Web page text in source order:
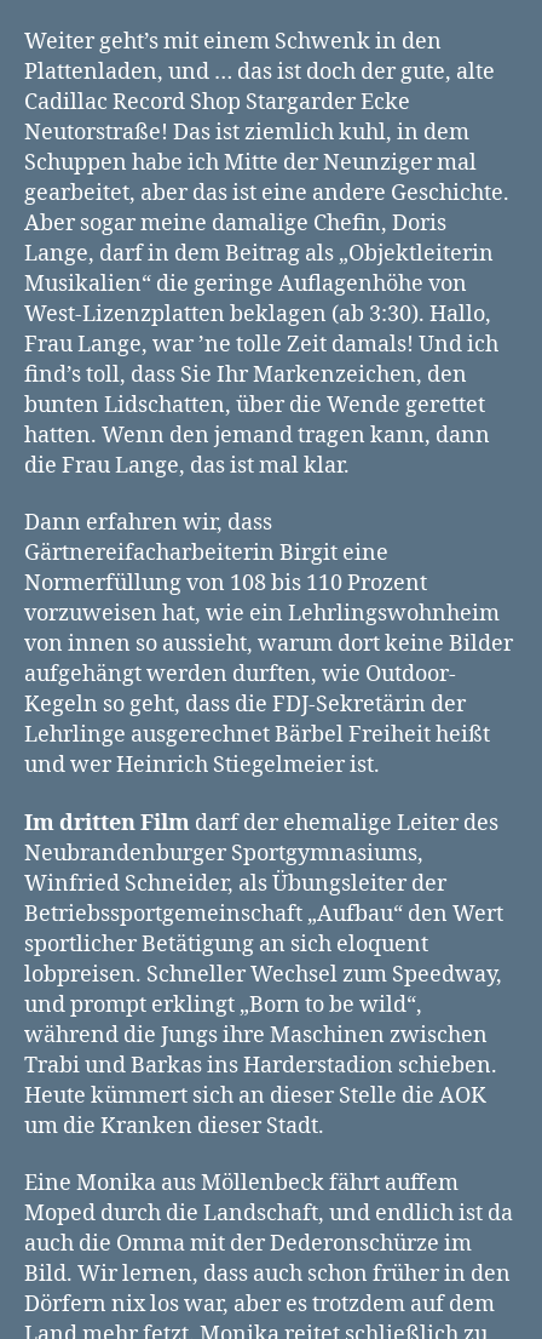
Weiter geht’s mit einem Schwenk in den
Plattenladen, und … das ist doch der gute, alte
Cadillac Record Shop Stargarder Ecke
Neutorstraße! Das ist ziemlich kuhl, in dem
Schuppen habe ich Mitte der Neunziger mal
gearbeitet, aber das ist eine andere Geschichte.
Aber sogar meine damalige Chefin, Doris
Lange, darf in dem Beitrag als „Objektleiterin
Musikalien“ die geringe Auflagenhöhe von
West-Lizenzplatten beklagen (ab 3:30). Hallo,
Frau Lange, war ’ne tolle Zeit damals! Und ich
find’s toll, dass Sie Ihr Markenzeichen, den
bunten Lidschatten, über die Wende gerettet
hatten. Wenn den jemand tragen kann, dann
die Frau Lange, das ist mal klar.
Dann erfahren wir, dass
Gärtnereifacharbeiterin Birgit eine
Normerfüllung von 108 bis 110 Prozent
vorzuweisen hat, wie ein Lehrlingswohnheim
von innen so aussieht, warum dort keine Bilder
aufgehängt werden durften, wie Outdoor-
Kegeln so geht, dass die FDJ-Sekretärin der
Lehrlinge ausgerechnet Bärbel Freiheit heißt
und wer Heinrich Stiegelmeier ist.
Im dritten Film darf der ehemalige Leiter des
Neubrandenburger Sportgymnasiums,
Winfried Schneider, als Übungsleiter der
Betriebssportgemeinschaft „Aufbau“ den Wert
sportlicher Betätigung an sich eloquent
lobpreisen. Schneller Wechsel zum Speedway,
und prompt erklingt „Born to be wild“,
während die Jungs ihre Maschinen zwischen
Trabi und Barkas ins Harderstadion schieben.
Heute kümmert sich an dieser Stelle die AOK
um die Kranken dieser Stadt.
Eine Monika aus Möllenbeck fährt auffem
Moped durch die Landschaft, und endlich ist da
auch die Omma mit der Dederonschürze im
Bild. Wir lernen, dass auch schon früher in den
Dörfern nix los war, aber es trotzdem auf dem